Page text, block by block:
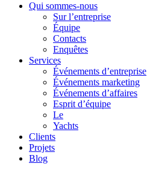
Qui sommes-nous
Sur l’entreprise
Équipe
Contacts
Enquêtes
Services
Événements d’entreprise
Événements marketing
Événements d’affaires
Esprit d’équipe
Le
Yachts
Clients
Projets
Blog